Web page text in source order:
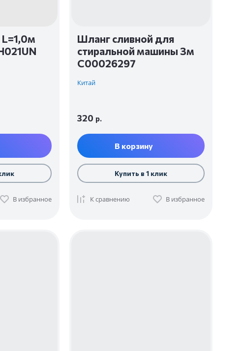
В избранное
Шланг сливной для
стиральной машины 3м
C00026297
Китай
320 р.
В корзину
Купить в 1 клик
К сравнению В избранное